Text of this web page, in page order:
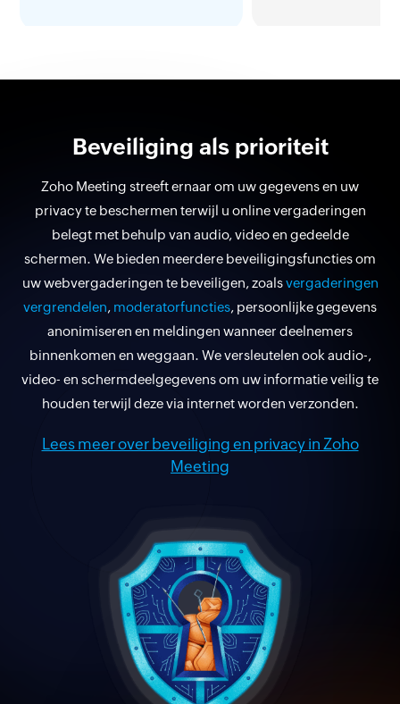
Beveiliging als prioriteit
Zoho Meeting streeft ernaar om uw gegevens en uw
privacy te beschermen terwijl u online vergaderingen
belegt met behulp van audio, video en gedeelde
schermen. We bieden meerdere beveiligingsfuncties om
uw webvergaderingen te beveiligen, zoalsvergaderingen
vergrendelen, moderatorfuncties, persoonlijke gegevens
anonimiseren en meldingen wanneer deelnemers
binnenkomen en weggaan. We versleutelen ook audio-,
video- en schermdeelgegevens om uw informatie veilig te
houden terwijl deze via internet worden verzonden.
Lees meer over beveiliging en privacy in Zoho
Meeting